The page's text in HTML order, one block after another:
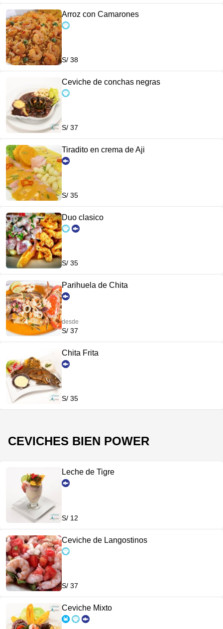
Arroz con Camarones
S/ 38
Ceviche de conchas negras
S/ 37
Tiradito en crema de Aji
S/ 35
Duo clasico
S/ 35
Parihuela de Chita
desde
S/ 37
Chita Frita
S/ 35
CEVICHES BIEN POWER
Leche de Tigre
S/ 12
Ceviche de Langostinos
S/ 37
Ceviche Mixto